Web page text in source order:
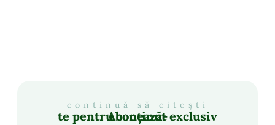
continuă să citești
Abonează-te pentru conținut exclusiv